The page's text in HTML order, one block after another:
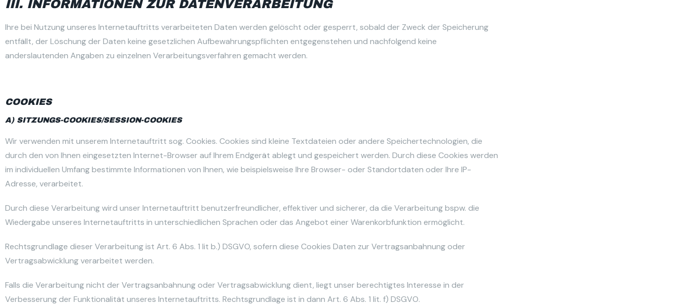
III. INFORMATIONEN ZUR DATENVERARBEITUNG
Ihre bei Nutzung unseres Internetauftritts verarbeiteten Daten werden gelöscht oder gesperrt, sobald der Zweck der Speicherung
entfällt, der Löschung der Daten keine gesetzlichen Aufbewahrungspflichten entgegenstehen und nachfolgend keine
anderslautenden Angaben zu einzelnen Verarbeitungsverfahren gemacht werden.
COOKIES
A) SITZUNGS-COOKIES/SESSION-COOKIES
Wir verwenden mit unserem Internetauftritt sog. Cookies. Cookies sind kleine Textdateien oder andere Speichertechnologien, die
durch den von Ihnen eingesetzten Internet-Browser auf Ihrem Endgerät ablegt und gespeichert werden. Durch diese Cookies werden
im individuellen Umfang bestimmte Informationen von Ihnen, wie beispielsweise Ihre Browser- oder Standortdaten oder Ihre IP-
Adresse, verarbeitet.
Durch diese Verarbeitung wird unser Internetauftritt benutzerfreundlicher, effektiver und sicherer, da die Verarbeitung bspw. die
Wiedergabe unseres Internetauftritts in unterschiedlichen Sprachen oder das Angebot einer Warenkorbfunktion ermöglicht.
Rechtsgrundlage dieser Verarbeitung ist Art. 6 Abs. 1 lit b.) DSGVO, sofern diese Cookies Daten zur Vertragsanbahnung oder
Vertragsabwicklung verarbeitet werden.
Falls die Verarbeitung nicht der Vertragsanbahnung oder Vertragsabwicklung dient, liegt unser berechtigtes Interesse in der
Verbesserung der Funktionalität unseres Internetauftritts. Rechtsgrundlage ist in dann Art. 6 Abs. 1 lit. f) DSGVO.